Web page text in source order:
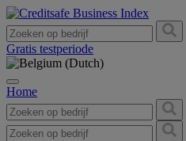
Gratis testperiode
Home